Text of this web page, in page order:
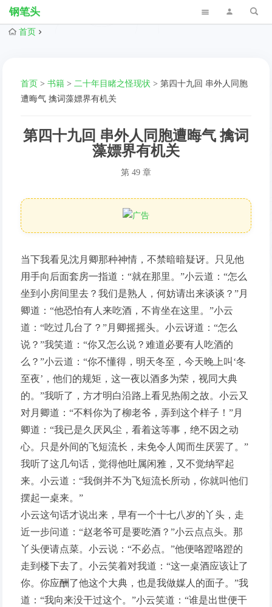
钢笔头
首页
首页 >书籍 >二十年目睹之怪现状 >第四十九回 串外人同胞
遭晦气 擒词藻嫖界有机关
第四十九回 串外人同胞遭晦气 擒词
藻嫖界有机关
第 49 章
当下我看见沈月卿那种神情，不禁暗暗疑讶。只见他
用手向后面套房一指道：“就在那里。”小云道：“怎么
坐到小房间里去？我们是熟人，何妨请出来谈谈？”月
卿道：“他恐怕有人来吃酒，不肯坐在这里。”小云
道：“吃过几台了？”月卿摇摇头。小云讶道：“怎么
说？”我笑道：“你又怎么说？难道必要有人吃酒的
么？”小云道：“你不懂得，明天冬至，今天晚上叫‘冬
至夜’，他们的规矩，这一夜以酒多为荣，视同大典
的。”我听了，方才明白沿路上看见热闹之故。小云又
对月卿道：“不料你为了柳老爷，弄到这个样子！”月
卿道：“我已是久厌风尘，看着这等事，绝不因之动
心。只是外间的飞短流长，未免令人闻而生厌罢了。”
我听了这几句话，觉得他吐属闲雅，又不觉纳罕起
来。小云道：“我倒并不为飞短流长所动，你就叫他们
摆起一桌来。”
小云这句话才说出来，早有一个十七八岁的丫头，走
近一步问道：“赵老爷可是要吃酒？”小云点点头。那
丫头便请点菜。小云说：“不必点。”他便咯蹬咯蹬的
走到楼下去了。小云笑着对我道：“这一桌酒应该让了
你。你应酬了他这个大典，也是我做媒人的面子。”我
道：“我向来没干过这个。”小云笑道：“谁是出世便干